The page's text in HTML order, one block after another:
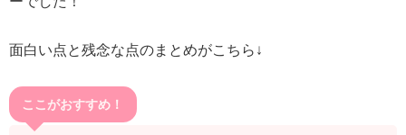
面白い点と残念な点のまとめがこちら↓
ここがおすすめ！